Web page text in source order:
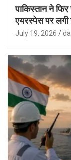
पाकिस्तान ने
एयरस्पेस पर
July 19, 2026